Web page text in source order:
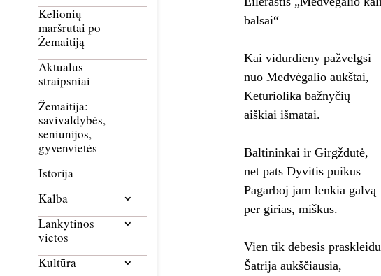
Kelionių
maršrutai po
Žemaitiją
Aktualūs
straipsniai
Žemaitija:
savivaldybės,
seniūnijos,
gyvenvietės
Istorija
Kalba
Lankytinos
vietos
Kultūra
balsai“
Kai vidurdieny pažvelgsi
nuo Medvėgalio aukštai,
Keturiolika bažnyčių
aiškiai išmatai.
Baltininkai ir Girgždutė,
net pats Dyvitis puikus
Pagarboj jam lenkia galvą
per girias, miškus.
Vien tik debesis
Šatrija aukščiausia,